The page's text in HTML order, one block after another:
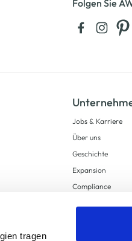
tragen
Folgen Sie
Jobs & Karriere
Über uns
Geschichte
Expansion
Compliance
Supply Chain Due